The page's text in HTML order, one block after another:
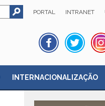
PORTAL INTRANET
INTERNACIONALIZAÇÃO